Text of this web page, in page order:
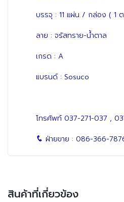
บรรจุ : 11 แผ่น / กล่อง ( 1
ลาย : จรัสทราย-น้ำตาล
เกรด : A
แบรนด์ : Sosuco
โทรศัพท์ 037-271-037 ,
ฝ่ายขาย : 086-366-
สินค้าที่เกี่ยวข้อง